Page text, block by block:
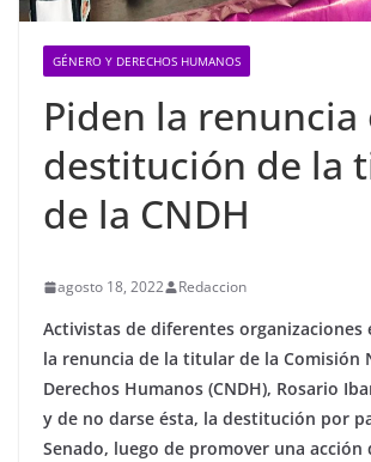
GÉNERO Y DERECHOS HUMANOS
Piden la renuncia
destitución de la
de la CNDH
agosto 18, 2022 Redaccion
Activistas de diferentes organizaciones
la renuncia de la titular de la Comisión
Derechos Humanos (CNDH), Rosario
y de no darse ésta, la destitución por
Senado, luego de promover una acción